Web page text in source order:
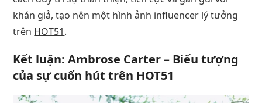
khán giả, tạo nên một hình ảnh influencer lý tưởng
trên HOT51.
Kết luận: Ambrose Carter – Biểu tượng
của sự cuốn hút trên HOT51